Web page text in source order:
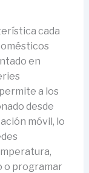
cada
en
a los
desde
móvil, lo
o programar